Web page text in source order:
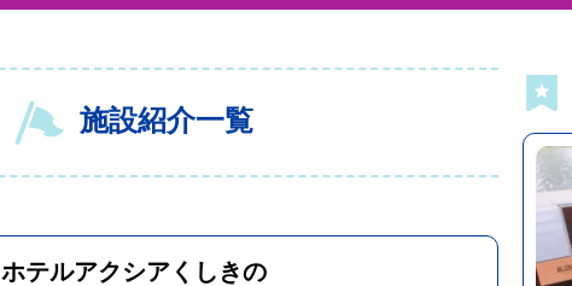
施設紹介一覧
ホテルアクシアくしきの